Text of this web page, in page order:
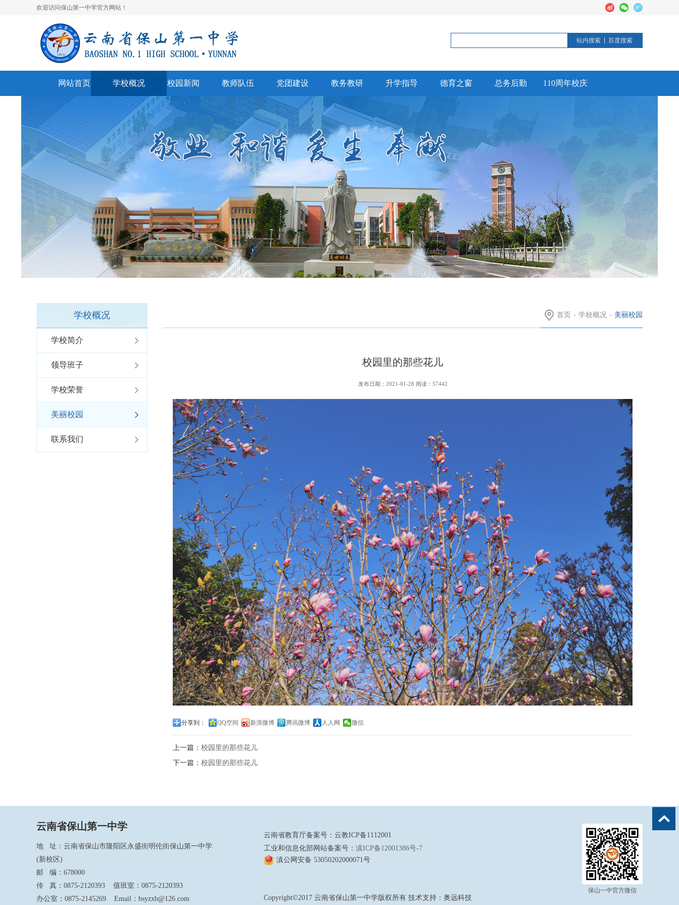
欢迎访问保山第一中学官方网站！
站内搜索 百度搜索
网站首页 学校概况
学校简介
领导班子
学校荣誉
美丽校园
联系我们
校园新闻
校园快讯
一中视听
通知公告
教师队伍
学科建设
名师风采
表彰奖励
党团建设
党建
团建
教务教研
教学科研
招生信息
高考中考
升学指导
心理健康
文创研习
升学信息
德育之窗 总务后勤 110周年校庆
学校概况
学校简介
领导班子
学校荣誉
美丽校园
联系我们
首页 - 学校概况 - 美丽校园
校园里的那些花儿
发布日期：2021-01-28 阅读：57442
分享到： QQ空间 新浪微博 腾讯微博 人人网 微信
上一篇： 校园里的那些花儿
下一篇： 校园里的那些花儿
云南省保山第一中学
地 址：云南省保山市隆阳区永盛街明伦街保山第一中学
(新校区)
邮 编：678000
传 真：0875-2120393 值班室：0875-2120393
办公室：0875-2145269 Email：bsyzxb@126.com
云南省教育厅备案号：云教ICP备1112001
工业和信息化部网站备案号： 滇ICP备12001386号-7
滇公网安备 53050202000071号
Copyright©2017 云南省保山第一中学版权所有 技术支持：奥远科技
保山一中官方微信